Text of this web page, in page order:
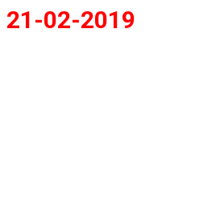
21-02-2019